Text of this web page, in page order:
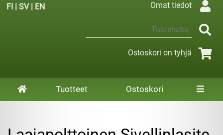
FI | SV| EN Omat tiedot
Ostoskori on tyhjä
Tuotteet Ostoskori